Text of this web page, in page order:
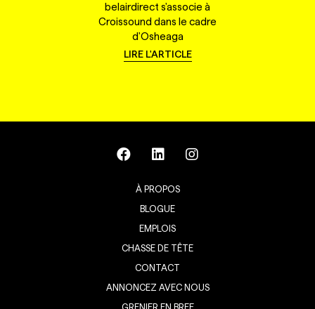
belairdirect s'associe à
Croissound dans le cadre
d'Osheaga
LIRE L'ARTICLE
À PROPOS
BLOGUE
EMPLOIS
CHASSE DE TÊTE
CONTACT
ANNONCEZ AVEC NOUS